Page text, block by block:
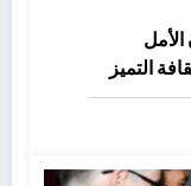
التميز